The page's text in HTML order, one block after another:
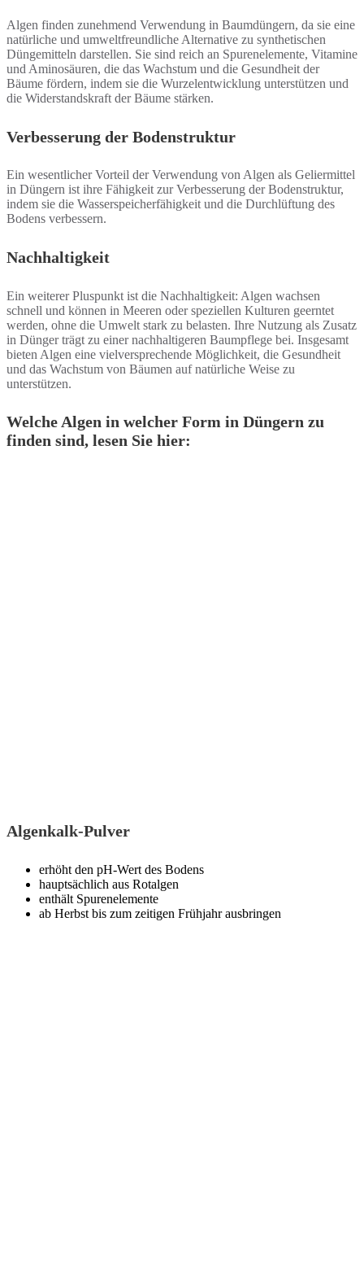
Algen finden zunehmend Verwendung in Baumdüngern, da sie eine
natürliche und umweltfreundliche Alternative zu synthetischen
Düngemitteln darstellen. Sie sind reich an Spurenelemente, Vitamine
und Aminosäuren, die das Wachstum und die Gesundheit der
Bäume fördern, indem sie die Wurzelentwicklung unterstützen und
die Widerstandskraft der Bäume stärken.
Verbesserung der Bodenstruktur
Ein wesentlicher Vorteil der Verwendung von Algen als Geliermittel
in Düngern ist ihre Fähigkeit zur Verbesserung der Bodenstruktur,
indem sie die Wasserspeicherfähigkeit und die Durchlüftung des
Bodens verbessern.
Nachhaltigkeit
Ein weiterer Pluspunkt ist die Nachhaltigkeit: Algen wachsen
schnell und können in Meeren oder speziellen Kulturen geerntet
werden, ohne die Umwelt stark zu belasten. Ihre Nutzung als Zusatz
in Dünger trägt zu einer nachhaltigeren Baumpflege bei. Insgesamt
bieten Algen eine vielversprechende Möglichkeit, die Gesundheit
und das Wachstum von Bäumen auf natürliche Weise zu
unterstützen.
Welche Algen in welcher Form in Düngern zu
finden sind, lesen Sie hier:
Algenkalk-Pulver
erhöht den pH-Wert des Bodens
hauptsächlich aus Rotalgen
enthält Spurenelemente
ab Herbst bis zum zeitigen Frühjahr ausbringen